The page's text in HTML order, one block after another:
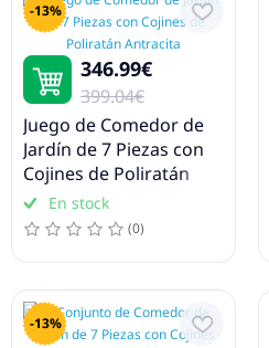
-13%
346.99€
399.04€
Juego de Comedor de
Jardín de 7 Piezas con
Cojines de Poliratán
Antracita
En stock
(0)
-13%